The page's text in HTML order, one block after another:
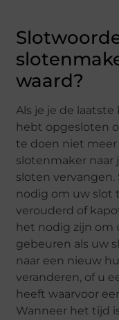
waard?
Als je je de
hebt opgesloten
te doen niet
slotenmaker naar
sloten
nodig om uw slot
verouderd of
het nodig zijn om
gebeuren als uw
naar een nieuw
veranderen, of u
heeft waarvoor
Wanneer het tijd